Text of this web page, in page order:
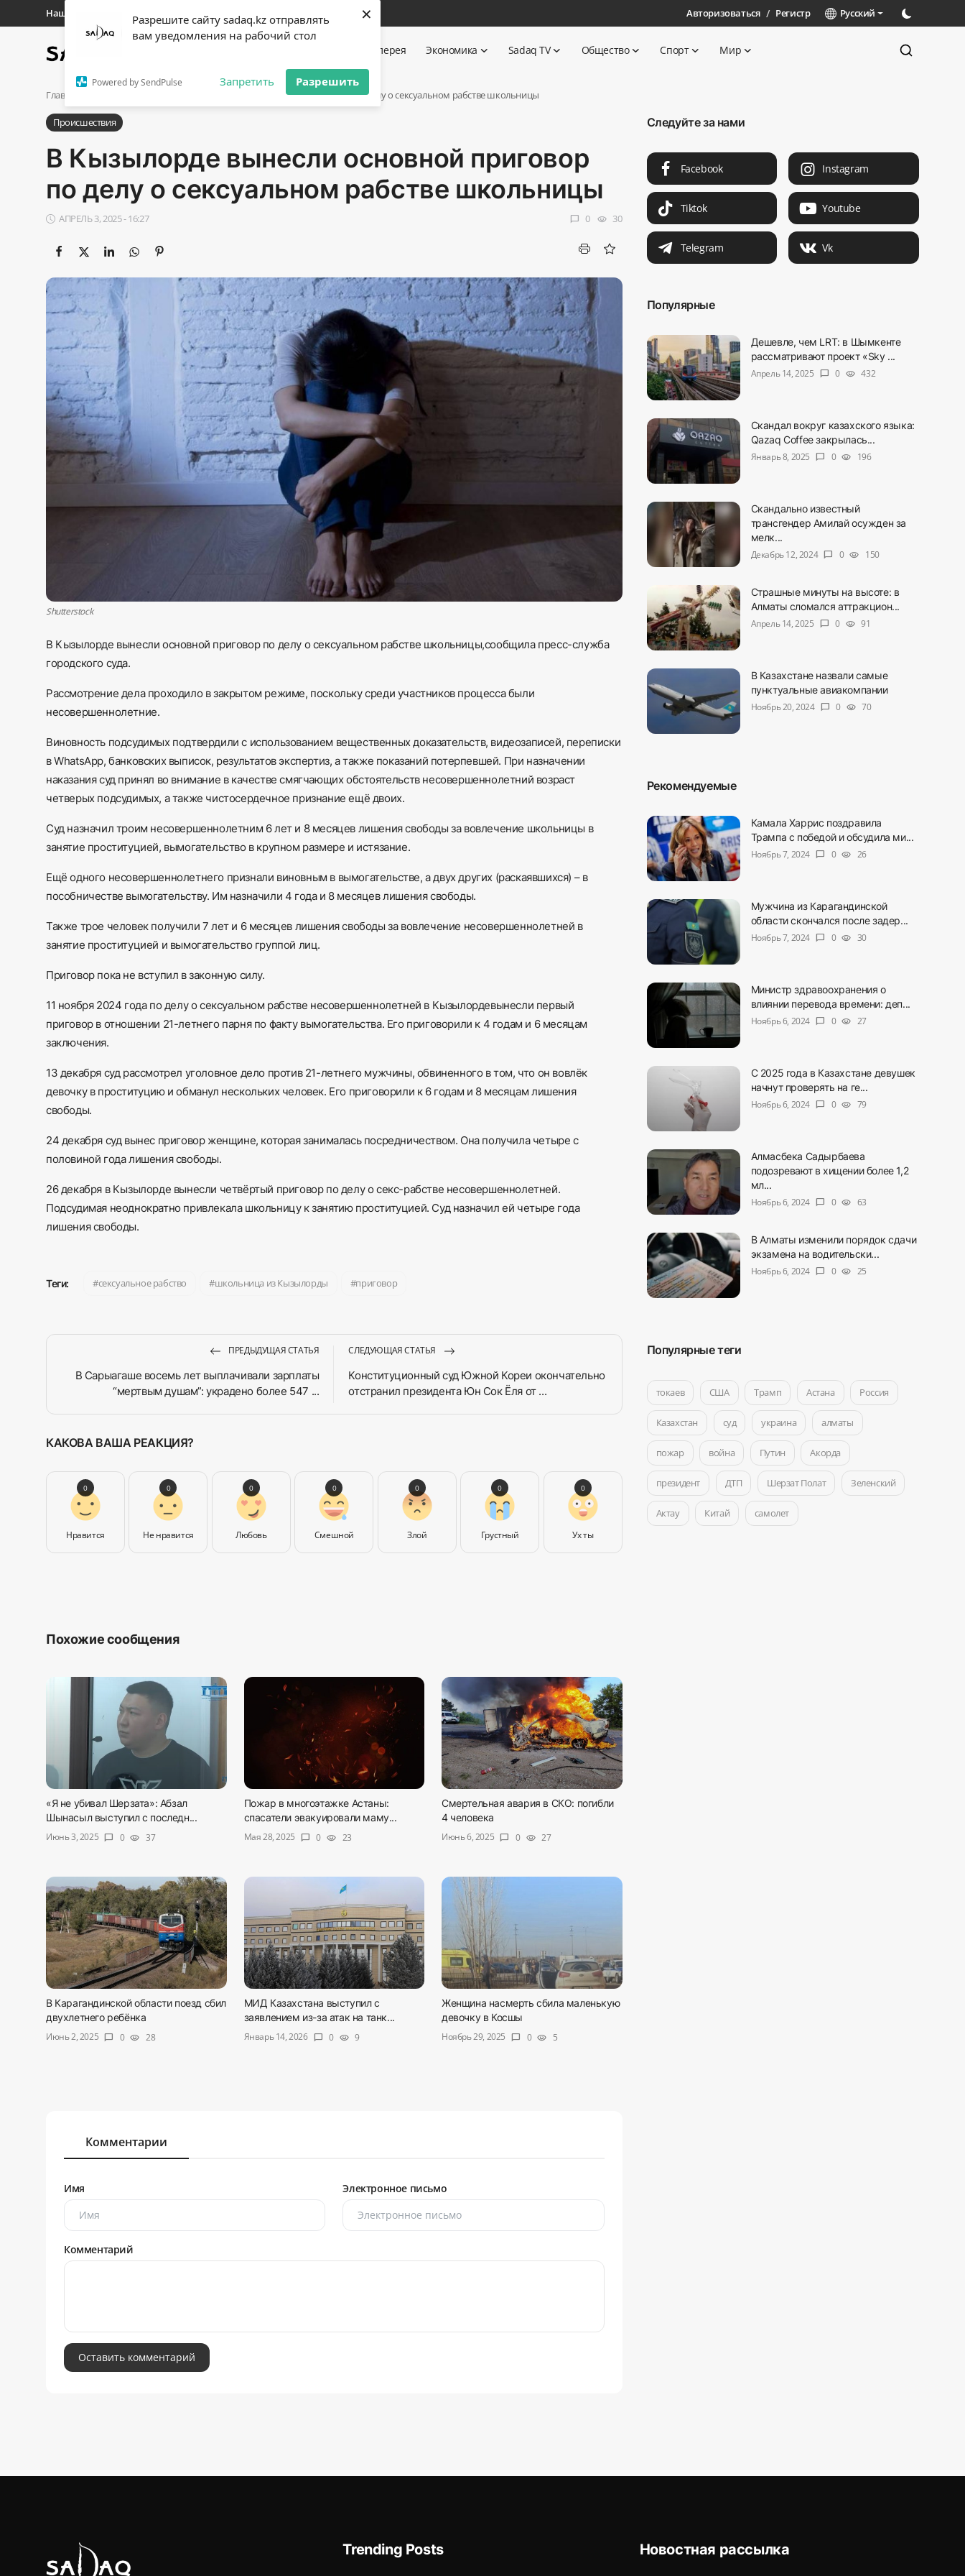
Разрешите сайту sadaq.kz отправлять
вам уведомления на рабочий стол
Powered by SendPulse Запретить Разрешить
×
Наши контакты Авторизоваться / Регистр Русский
Галерея Экономика Sadaq TV Общество Спорт Мир
Авторизоваться
Регистр
Наши контакты
Политика
Галерея
Экономика
Sadaq TV
Общество
Русский
Главная В Кызылорде вынесли основной приговор по делу о сексуальном рабстве школьницы
Происшествия
В Кызылорде вынесли основной приговор
по делу о сексуальном рабстве школьницы
АПРЕЛЬ 3, 2025 - 16:27 chat_bubble 0 visibility 30
Shutterstock
В Кызылорде вынесли основной приговор по делу о сексуальном рабстве школьницы,сообщила пресс-служба
городского суда.
Рассмотрение дела проходило в закрытом режиме, посколькусреди участников процессабыли
несовершеннолетние.
Виновность подсудимых подтвердилис использованием вещественныхдоказательств, видеозаписей, переписки
в WhatsApp, банковских выписок, результатов экспертиз, а также показаний потерпевшей. При назначении
наказания суд принял во внимание в качестве смягчающих обстоятельств несовершеннолетний возраст
четверых подсудимых, а также чистосердечное признаниеещё двоих.
Суд назначил троим несовершеннолетним 6 лет и 8 месяцев лишения свободы за вовлечение школьницы в
занятие проституцией, вымогательство в крупном размере и истязание.
Ещё одного несовершеннолетнего признали виновным в вымогательстве, а двух других (раскаявшихся) – в
пособничестве вымогательству. Им назначили 4 года и 8 месяцевлишения свободы.
Также трое человек получили 7 лет и 6 месяцев лишениясвободыза вовлечение несовершеннолетней в
занятие проституцией и вымогательство группой лиц.
Приговор пока не вступил в законную силу.
11 ноября 2024 года по делу о сексуальном рабстве несовершеннолетней в Кызылордевынесли первый
приговор в отношении 21-летнего парня по факту вымогательства. Его приговорили к 4 годам и 6 месяцам
заключения.
13 декабря суд рассмотрел уголовное дело против 21-летнего мужчины, обвиненного в том, что он вовлёк
девочку в проституцию и обманул нескольких человек. Его приговорили к 6 годам и 8 месяцам лишения
свободы.
24 декабря суд вынес приговор женщине, которая занималась посредничеством. Она получила четыре с
половиной года лишения свободы.
26 декабря в Кызылорде вынесли четвёртый приговор по делу о секс-рабстве несовершеннолетней.
Подсудимая неоднократно привлекала школьницу к занятию проституцией. Суд назначил ей четыре года
лишения свободы.
Теги: сексуальное рабство школьница из Кызылорды приговор
ПРЕДЫДУЩАЯ СТАТЬЯ
В Сарыагаше восемь лет выплачивали зарплаты
“мертвым душам”: украдено более 547 ...
СЛЕДУЮЩАЯ СТАТЬЯ
Конституционный суд Южной Кореи окончательно
отстранил президента Юн Сок Ёля от ...
КАКОВА ВАША РЕАКЦИЯ?
Нравится
0
Не нравится
0
Любовь
0
Смешной
0
Злой
0
Грустный
0
Ух ты
0
Похожие сообщения
«Я не убивал Шерзата»: Абзал
Шынасыл выступил с последн...
Июнь 3, 2025
chat_bubble 0 visibility 37
Пожар в многоэтажке Астаны:
спасатели эвакуировали маму...
Мая 28, 2025
chat_bubble 0 visibility 23
Смертельная авария в СКО: погибли
4 человека
Июнь 6, 2025
chat_bubble 0 visibility 27
В Карагандинской области поезд сбил
двухлетнего ребёнка
Июнь 2, 2025 chat_bubble 0 visibility 28
МИД Казахстана выступил с
заявлением из-за атак на танк...
Январь 14, 2026 chat_bubble 0 visibility 9
Женщина насмерть сбила маленькую
девочку в Косшы
Ноябрь 29, 2025 chat_bubble 0 visibility 5
Комментарии
Имя Электронное письмо
Комментарий
Оставить комментарий
Следуйте за нами
Facebook Instagram
Tiktok Youtube
Telegram Vk
Популярные
Дешевле, чем LRT: в Шымкенте
рассматривают проект «Sky ...
Апрель 14, 2025
chat_bubble 0 visibility 432
Скандал вокруг казахского языка:
Qazaq Coffee закрылась...
Январь 8, 2025
chat_bubble 0 visibility 196
Скандально известный
трансгендер Амилай осужден за
мелк...
Декабрь 12, 2024
chat_bubble 0 visibility 150
Страшные минуты на высоте: в
Алматы сломался аттракцион...
Апрель 14, 2025
chat_bubble 0 visibility 91
В Казахстане назвали самые
пунктуальные авиакомпании
Ноябрь 20, 2024
chat_bubble 0 visibility 70
Рекомендуемые
Камала Харрис поздравила
Трампа с победой и обсудила ми...
Ноябрь 7, 2024
chat_bubble 0 visibility 26
Мужчина из Карагандинской
области скончался после задер...
Ноябрь 7, 2024
chat_bubble 0 visibility 30
Министр здравоохранения о
влиянии перевода времени: деп...
Ноябрь 6, 2024
chat_bubble 0 visibility 27
С 2025 года в Казахстане девушек
начнут проверять на ге...
Ноябрь 6, 2024
chat_bubble 0 visibility 79
Алмасбека Садырбаева
подозревают в хищении более 1,2
мл...
Ноябрь 6, 2024
chat_bubble 0 visibility 63
В Алматы изменили порядок сдачи
экзамена на водительски...
Ноябрь 6, 2024
chat_bubble 0 visibility 25
Популярные теги
токаев США Трамп Астана Россия
Казахстан суд украина алматы
пожар война Путин Акорда
президент ДТП Шерзат Полат Зеленский
Актау Китай самолет
Trending Posts Новостная рассылка